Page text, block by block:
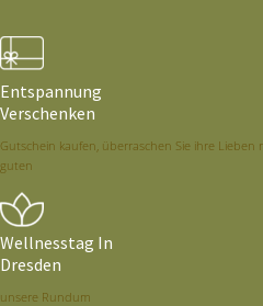
Entspannung
Verschenken
Gutschein kaufen, überraschen Sie ihre Lieben
guten
Wellnesstag In
Dresden
unsere Rundum